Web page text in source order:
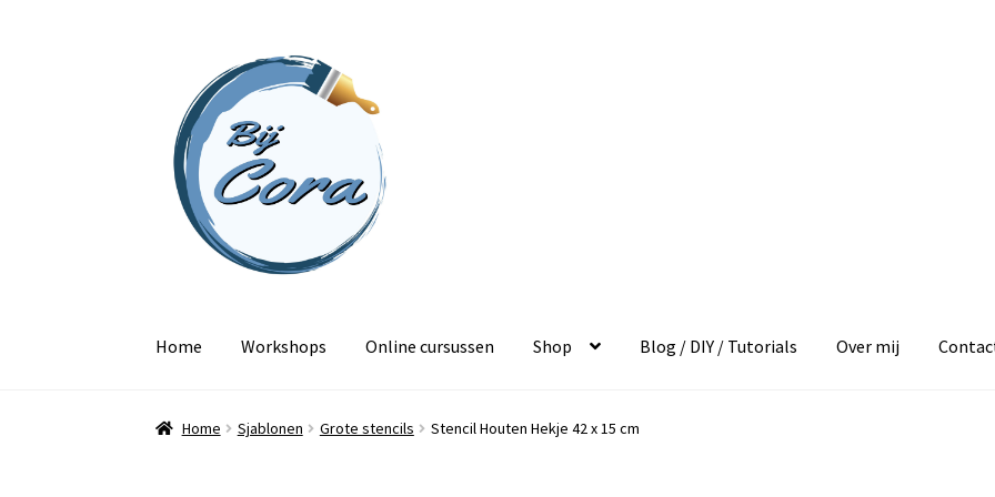
naar
navigatie
inhoud
Home Workshops Online cursussen Shop Blog / DIY / Tutorials Over mij
Home Sjablonen Grote stencils Stencil Houten Hekje 42 x 15 cm